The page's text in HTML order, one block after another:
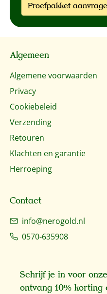
Proefpakket
Algemeen
Algemene voorwaarden
Privacy
Cookiebeleid
Verzending
Retouren
Klachten en garantie
Herroeping
Contact
info@nerogold.nl
0570-635908
Schrijf je in voor
ontvang 10%